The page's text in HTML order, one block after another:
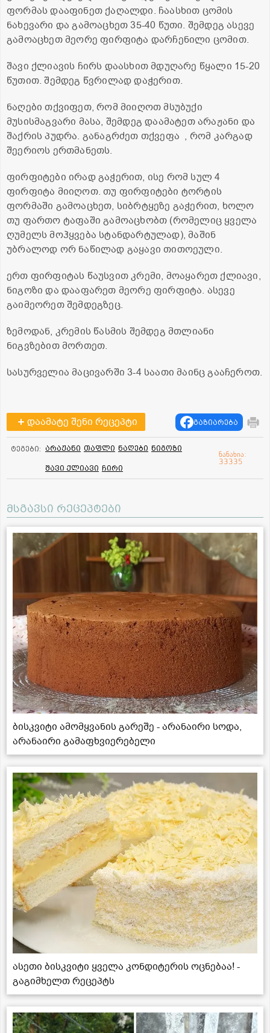
ფორმას დააფინეთ ქაღალდი. ჩაასხით ცომის
ნახევარი და გამოაცხეთ 35-40 წუთი. შემდეგ ასევე
გამოაცხეთ მეორე ფირფიტა დარჩენილი ცომით.
შავი ქლიავის ჩირს დაასხით მდუღარე წყალი 15-20
წუთით. შემდეგ წვრილად დაჭერით.
ნაღები თქვიფეთ, რომ მიიღოთ მსუბუქი
მუსისმაგვარი მასა, შემდეგ დაამატეთ არაჟანი და
შაქრის პუდრა. განაგრძეთ თქვეფა , რომ კარგად
შეერიოს ერთმანეთს.
ფირფიტები ირად გაჭერით, ისე რომ სულ 4
ფირფიტა მიიღოთ. თუ ფირფიტები ტორტის
ფორმაში გამოაცხეთ, სიბრტყეზე გაჭერით, ხოლო
თუ ფართო ტაფაში გამოაცხობთ (რომელიც ყველა
ღუმელს მოჰყვება სტანდარტულად), მაშინ
უბრალოდ ორ ნაწილად გაყავი თითოეული.
ერთ ფირფიტას წაუსვით კრემი, მოაყარეთ ქლიავი,
ნიგოზი და დააფარეთ მეორე ფირფიტა. ასევე
გაიმეორეთ შემდეგზეც.
ზემოდან, კრემის წასმის შემდეგ მთლიანი
ნიგვზებით მორთეთ.
სასურველია მაცივარში 3-4 საათი მაინც გააჩეროთ.
დაამატე შენი რეცეპტი გაზიარება
ტეგები: არაჟანი თაფლი ნაღები ნიგოზი
შავი ქლიავი ჩირი
ნანახია:
33335
მსგავსი რეცეპტები
ბისკვიტი ამომყვანის გარეშე - არანაირი სოდა,
არანაირი გამაფხვიერებელი
ასეთი ბისკვიტი ყველა კონდიტერის ოცნებაა! -
გაგიმხელთ რეცეპტს